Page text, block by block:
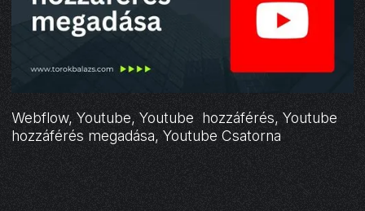
Webflow, Youtube, Youtube hozzáférés, Youtube
hozzáférés megadása, Youtube Csatorna